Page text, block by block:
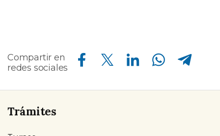
Compartir en
redes sociales
Compartir en Facebook Compartir en Twitter Compartir en Linkedin Compartir en Whatsapp Compartir en Telegram
Trámites